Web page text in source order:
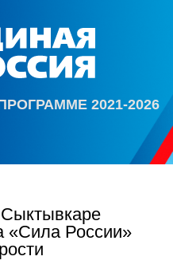
2021-2026
«Сила России»